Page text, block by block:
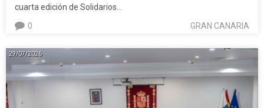
cuarta edición de Solidarios…
GRAN CANARIA
0
29/07/2026